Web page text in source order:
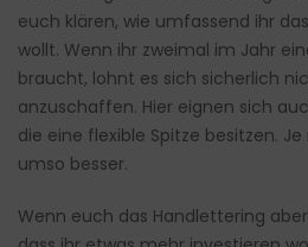
euch klären, wie umfassend ihr
wollt. Wenn ihr zweimal im Jahr
braucht, lohnt es sich sicherlich
anzuschaffen. Hier eignen sich
die eine flexible Spitze besitzen.
umso besser.
Wenn euch das Handlettering